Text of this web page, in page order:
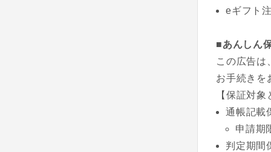
eギフト
■あんしん
この広告は
お手続きを
【保証対
通帳記載
申請期
判定期間